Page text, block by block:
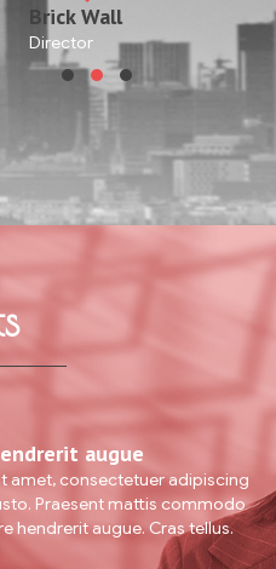
Brick Wall
Director
augue
amet, consectetuer adipiscing
Praesent mattis commodo
hendrerit augue. Cras tellus.